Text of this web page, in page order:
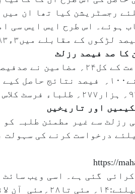
کے مقابلے میں۳ء۸۳؍ فیصد زیادہ ہے۔
اور تاریخیں
رزلٹ سے غیر مطمئن طلبہ
درخواست کرنے کی
https://
گئی ہے۔ اسی ویب سائٹ